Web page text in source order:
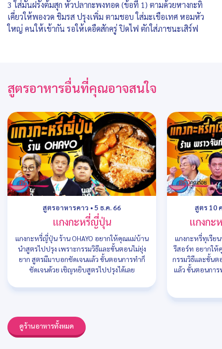
3 ใส่มันฝรั่งต้มสุก หัวปลากะพงทอด (ข้อที่ 1) ตามด้วยหางกะทิ
เคี่ยวให้พองวด ชิมรส ปรุงเพิ่ม ตามชอบ ใส่มะเขือเทศ หอมหัว
ใหญ่ คนให้เข้ากัน รอให้เดอืดสักครู่ ปิดไฟ ตักใส่ภาชนะเสิร์ฟ
สูตรอาหารอื่นที่คุณอาจสนใจ
สูตรอาหารคาว • 5 ธ.ค. 66
แกงกะหรี่ญี่ปุ่น
แกงกะหรี่ญี่ปุ่น ร้าน OHAYO อยากให้คุณแม่บ้าน
นำสูตรไปปรุง เพราะกรรมวิธีและขั้นตอนไม่ยุ่ง
ยาก สูตรมีมาบอกชัดเจนแล้ว ขั้นตอนการทำก็
ชัดเจนด้วย เชิญหยิบสูตรไปปรุงได้เลย
สูตร 10
แกงกะ
แกงกะหรี่ทุเรีย
รีสอร์ท อยากให้
กรรมวิธีและขั้นต
แล้ว ขั้นตอนกา
ดูร้านอาหารทั้งหมด